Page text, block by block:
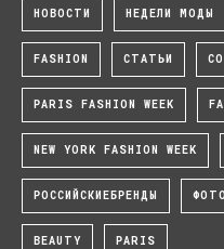
НОВОСТИ НЕДЕЛИ МОДЫ
FASHION СТАТЬИ
PARIS FASHION WEEK
NEW YORK FASHION WEEK
РОССИЙСКИЕБРЕНДЫ
BEAUTY PARIS